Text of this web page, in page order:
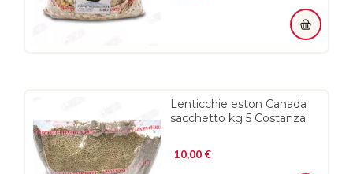
Lenticchie eston Canada
sacchetto kg 5 Costanza
10,00 €